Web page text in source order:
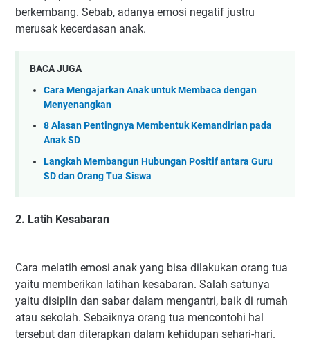
berkembang. Sebab, adanya emosi negatif justru
merusak kecerdasan anak.
BACA JUGA
Cara Mengajarkan Anak untuk Membaca dengan
Menyenangkan
8 Alasan Pentingnya Membentuk Kemandirian pada
Anak SD
Langkah Membangun Hubungan Positif antara Guru
SD dan Orang Tua Siswa
2. Latih Kesabaran
Cara melatih emosi anak yang bisa dilakukan orang tua
yaitu memberikan latihan kesabaran. Salah satunya
yaitu disiplin dan sabar dalam mengantri, baik di rumah
atau sekolah. Sebaiknya orang tua mencontohi hal
tersebut dan diterapkan dalam kehidupan sehari-hari.